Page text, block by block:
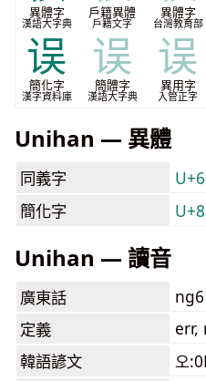
異體字
漢語大字典
戶籍異體
戶籍文字
異體字
台灣教育部
误
簡化字
漢字資料庫
误
簡體字
漢語大字典
误
異用字
入管正字
Unihan — 異體
同義字
簡化字
Unihan — 讀音
廣東話
ng6
定義
err,
韓語諺文
오